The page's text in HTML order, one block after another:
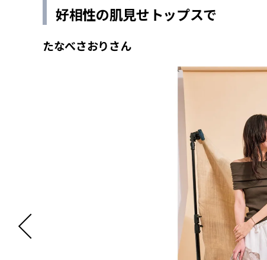
好相性の肌見せトップスで
たなべさおりさん